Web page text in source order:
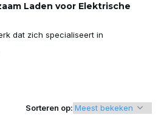
Laden voor Elektrische
dat zich specialiseert in
Sorteren op: